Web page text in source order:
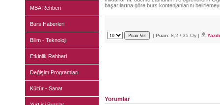
MBA Rehberi
Burs Haberleri
Bilim - Teknoloji
Etkinlik Rehberi
Değişim Programları
Kültür - Sanat
başarılarına göre burs kontenjanlarını
| Puan: 8,2 / 35 Oy |
Yorumlar